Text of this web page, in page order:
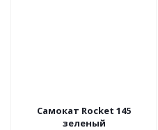
Самокат Rocket 145
зеленый